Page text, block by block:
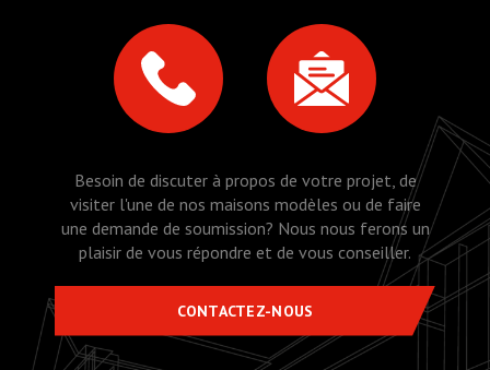
Besoin de discuter à propos de votre projet, de
visiter l'une de nos maisons modèles ou de faire
une demande de soumission? Nous nous ferons un
plaisir de vous répondre et de vous conseiller.
CONTACTEZ-NOUS